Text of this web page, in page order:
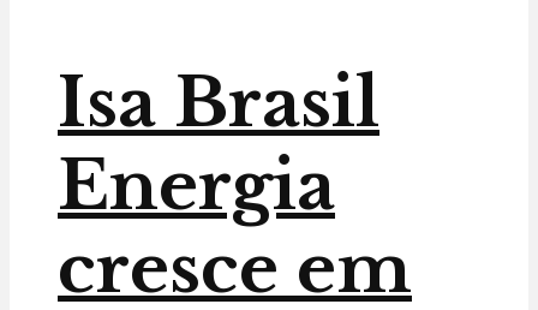
Isa Brasil
Energia
cresce em